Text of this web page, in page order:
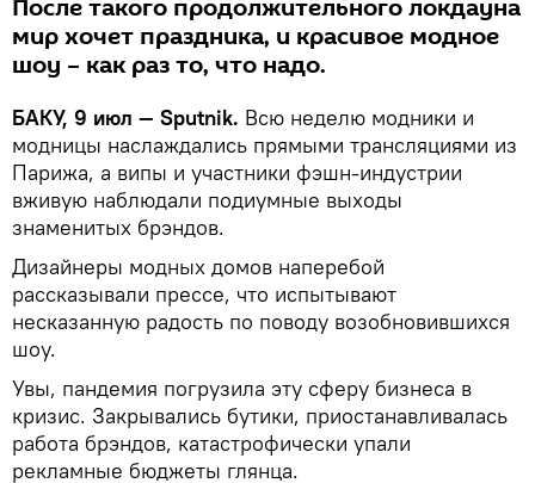
После такого продолжительного локдауна
мир хочет праздника, и красивое модное
шоу – как раз то, что надо.
БАКУ, 9 июл — Sputnik. Всю неделю модники и
модницы наслаждались прямыми трансляциями из
Парижа, а випы и участники фэшн-индустрии
вживую наблюдали подиумные выходы
знаменитых брэндов.
Дизайнеры модных домов наперебой
рассказывали прессе, что испытывают
несказанную радость по поводу возобновившихся
шоу.
Увы, пандемия погрузила эту сферу бизнеса в
кризис. Закрывались бутики, приостанавливалась
работа брэндов, катастрофически упали
рекламные бюджеты глянца.